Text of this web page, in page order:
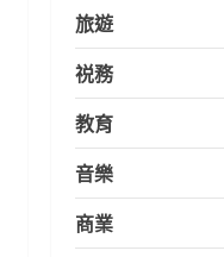
旅遊
祱務
教育
音樂
商業